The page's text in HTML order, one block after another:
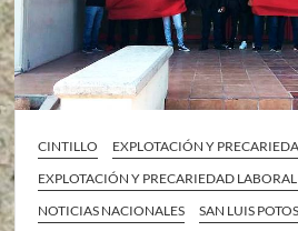
CINTILLO
EXPLOTACIÓN Y
EXPLOTACIÓN Y PRECARIEDAD LABORAL
NOTICIAS NACIONALES
SAN LUIS